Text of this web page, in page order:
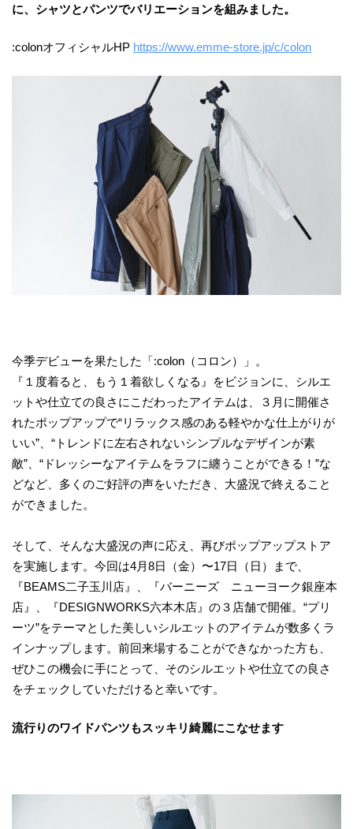
に、シャツとパンツでバリエーションを組みました。
:colonオフィシャルHP https://www.emme-store.jp/c/colon
今季デビューを果たした「:colon（コロン）」。
『１度着ると、もう１着欲しくなる』をビジョンに、シルエ
ットや仕立ての良さにこだわったアイテムは、３月に開催さ
れたポップアップで“リラックス感のある軽やかな仕上がりが
いい”、“トレンドに左右されないシンプルなデザインが素
敵”、“ドレッシーなアイテムをラフに纏うことができる！”な
どなど、多くのご好評の声をいただき、大盛況で終えること
ができました。
そして、そんな大盛況の声に応え、再びポップアップストア
を実施します。今回は4月8日（金）〜17日（日）まで、
『BEAMS二子玉川店』、『バーニーズ ニューヨーク銀座本
店』、『DESIGNWORKS六本木店』の３店舗で開催。“プリ
ーツ”をテーマとした美しいシルエットのアイテムが数多くラ
インナップします。前回来場することができなかった方も、
ぜひこの機会に手にとって、そのシルエットや仕立ての良さ
をチェックしていただけると幸いです。
流行りのワイドパンツもスッキリ綺麗にこなせます